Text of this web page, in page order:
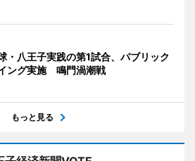
・八王子実践の第1試合、パブリック
ング実施 鳴門渦潮戦
もっと見る